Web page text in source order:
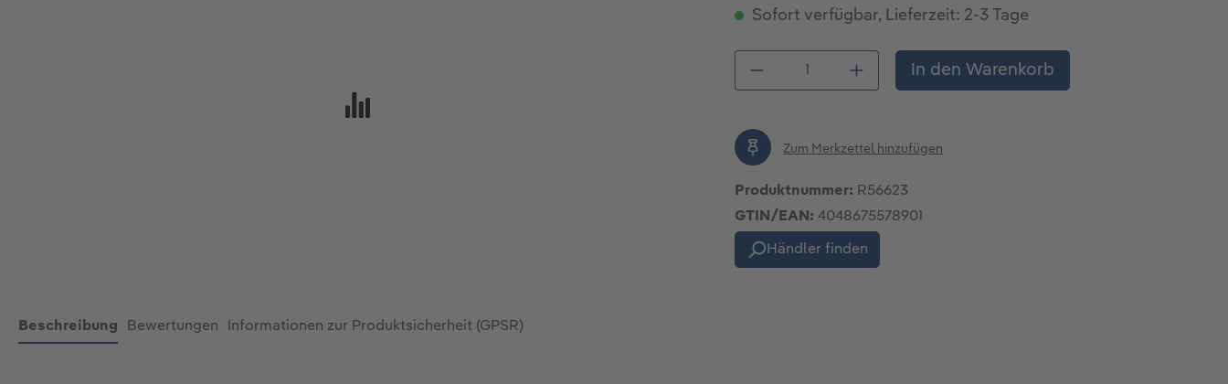
Sofort verfügbar, Lieferzeit: 2-3 Tage
Produkt Anzahl: Gib den gewünschten Wert
In den Warenkorb
Zum Merkzettel hinzufügen
Produktnummer: R56623
GTIN/EAN: 4048675578901
Händler finden
Beschreibung Bewertungen Informationen zur Produktsicherheit (GPSR)